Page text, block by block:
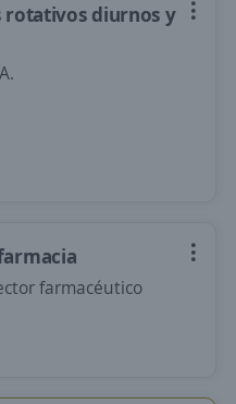
diurnos y
farmacéutico